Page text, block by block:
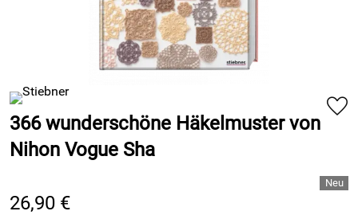
366 wunderschöne Häkelmuster von
Nihon Vogue Sha
26,90 €